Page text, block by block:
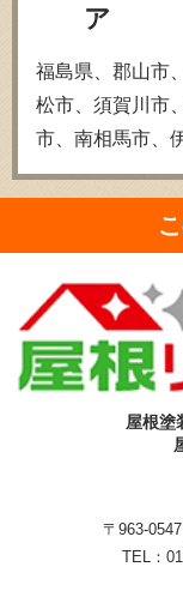
ア
福島県、郡山市
松市、須賀川市
市、南相馬市、
屋根塗
〒963-
TEL：